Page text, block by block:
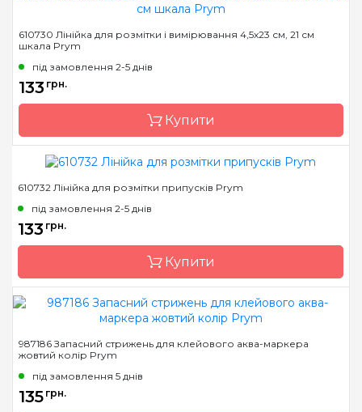
Країна виробник
Призначення
610730 Лінійка для розмітки і вимірювання 4,5х23 см, 21 см
шкала Prym
під замовлення 2-5 днів
133 грн.
Купити
Бренд
Країна виробник
Призначення
610732 Лінійка для розмітки припусків Prym
під замовлення 2-5 днів
133 грн.
Купити
Країна виробник
Призначення
987186 Запасний стрижень для клейового аква-маркера
жовтий колір Prym
під замовлення 5 днів
135 грн.